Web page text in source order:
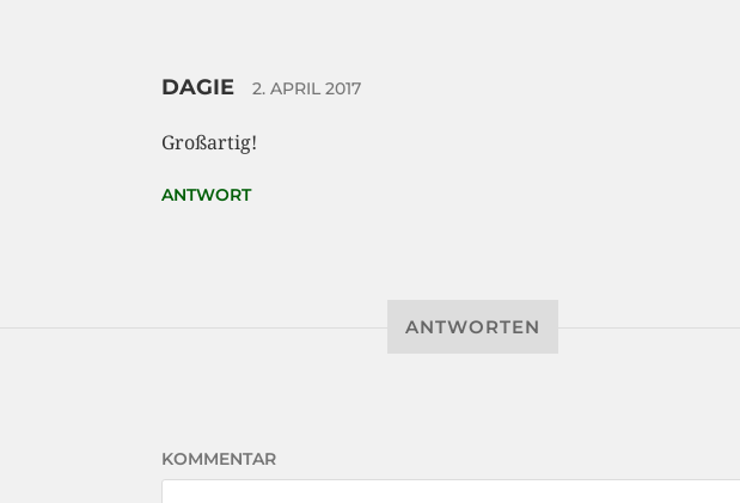
DAGIE 2. APRIL 2017
Großartig!
ANTWORT
ANTWORTEN
KOMMENTAR